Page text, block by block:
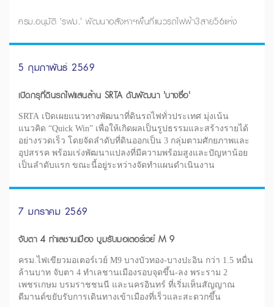
ครม.อนุมัติ 'รฟม.' พัฒนาอสังหาฯพื้นที่แนวรถไฟฟ้า3สาย56แห่ง
5 กุมภาพันธ์ 2569
เปิดกรุที่ดินรถไฟแสนล้าน SRTA ดันพัฒนา 'บางซื่อ'
SRTA เปิดเผยแนวทางพัฒนาที่ดินรถไฟทั่วประเทศ มุ่งเน้น
แนวคิด “Quick Win” เพื่อให้เกิดผลเป็นรูปธรรมและสร้างรายได้
อย่างรวดเร็ว โดยจัดลำดับที่ดินออกเป็น 3 กลุ่มตามศักยภาพและ
อุปสรรค พร้อมเร่งพัฒนาแปลงที่มีความพร้อมสูงและปัญหาน้อย
เป็นลำดับแรก ขณะนี้อยู่ระหว่างจัดทำแผนดำเนินงาน
7 มกราคม 2569
จับตา 4 ทำเลชานเมือง บูมรับมอเตอร์เวย์ M 9
ครม.ไฟเขียวมอเตอร์เวย์ M9 บางบัวทอง-บางปะอิน กว่า 1.5 หมื่น
ล้านบาท จับตา 4 ทำเลชานเมืองรอบจุดขึ้น-ลง พระราม 2
เพชรเกษม บรมราชชนนี และนครอินทร์ ที่เริ่มเห็นสัญญาณ
ดีมานด์ขยับรับการเดินทางเข้าเมืองที่เร็วและสะดวกขึ้น